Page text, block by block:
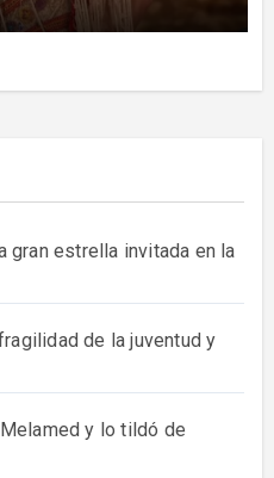
gran estrella invitada en la
de la juventud y
y lo tildó de